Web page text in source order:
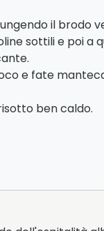
il brodo
sottili e poi a
e fate
ben caldo.